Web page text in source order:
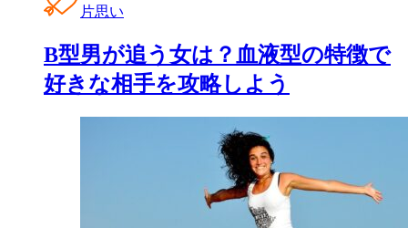
片思い
B型男が追う女は？血液型の特徴で
好きな相手を攻略しよう